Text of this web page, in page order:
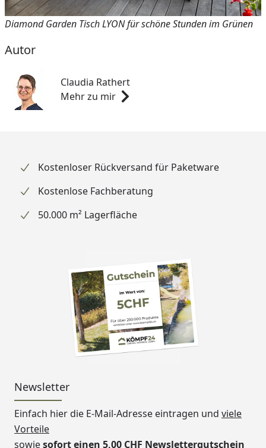
Diamond Garden Tisch LYON für schöne Stunden im Grünen
Autor
Claudia Rathert
Mehr zu mir
Kostenloser Rückversand für Paketware
Kostenlose Fachberatung
50.000 m² Lagerfläche
Newsletter
Einfach hier die E-Mail-Adresse eintragen und viele
Vorteile
sowiesofort einen 5,00 CHF Newslettergutschein